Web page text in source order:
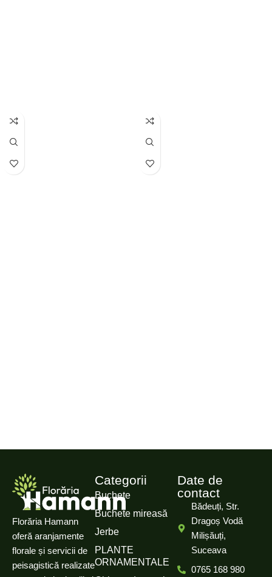
Florăria Hamann
oferă aranjamente
florale și servicii de
peisagistică realizate
Categorii
Buchete
Buchete mireasă
Jerbe
PLANTE
ORNAMENTALE
Date de
contact
Bădeuți, Str.
Dragoș Vodă
Milișăuți,
Suceava
0765 168 980